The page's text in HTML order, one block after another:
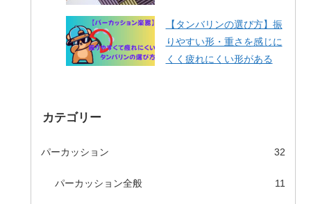
【タンバリンの選び方】振
りやすい形・重さを感じに
くく疲れにくい形がある
カテゴリー
パーカッション 32
パーカッション全般 11